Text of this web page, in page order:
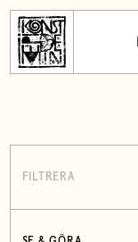
FILTRERA